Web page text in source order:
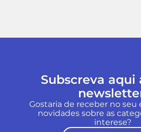
Subscreva aqui
Gostaria de receber no seu
novidades sobre as
interese?